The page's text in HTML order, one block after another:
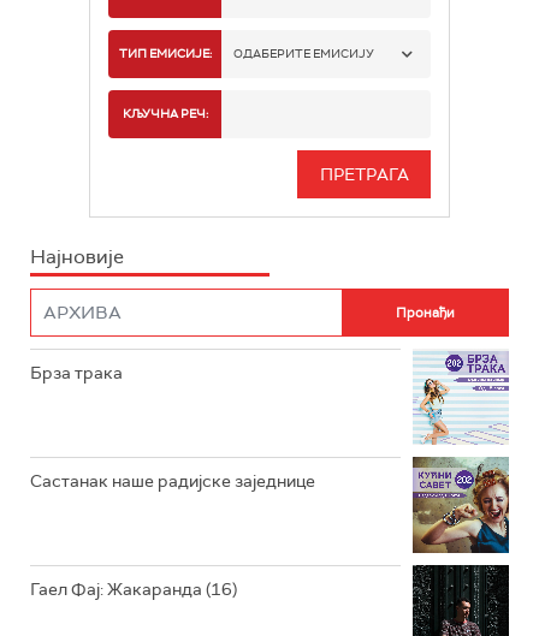
РАДИО БЕОГРАД 1
РАДИО БЕОГРАД 3
РАДИО РОКЕНРОЛЕР
РАДИО ЏЕЗЕР
ТИП ЕМИСИЈЕ: ОДАБЕРИТЕ ЕМИСИЈУ
ИНФО
КЉУЧНА РЕЧ:
Најновије
Брза трака
Састанак наше радијске заједнице
Гаел Фај: Жакаранда (16)